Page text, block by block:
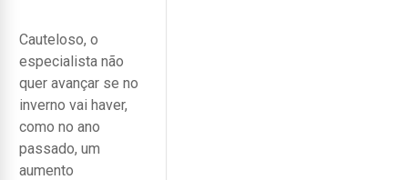
Cauteloso, o
especialista não
quer avançar se no
inverno vai haver,
como no ano
passado, um
aumento